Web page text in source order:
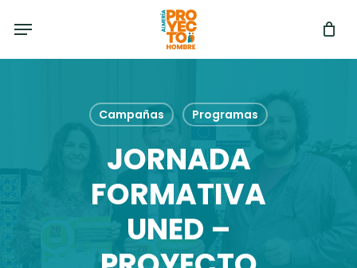
main
Menu
Campañas Programas
JORNADA
FORMATIVA
UNED –